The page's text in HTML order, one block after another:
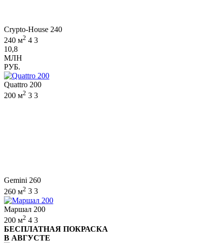
Crypto-House 240
240 м2 4 3
10,8
МЛН
РУБ.
Quattro 200
200 м2 3 3
Gemini 260
260 м2 3 3
Маршал 200
200 м2 4 3
БЕСПЛАТНАЯ ПОКРАСКА
В АВГУСТЕ